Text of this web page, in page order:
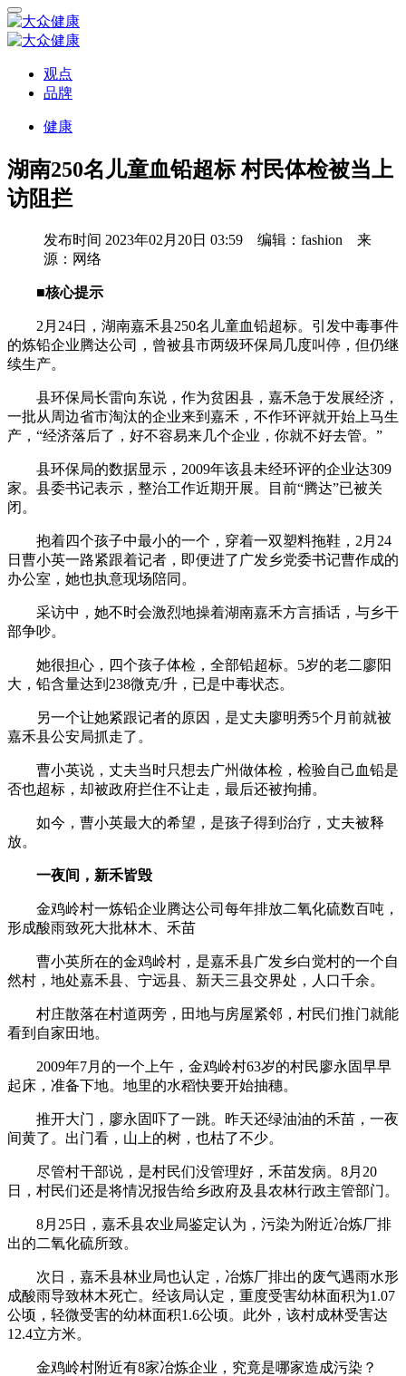
观点
品牌
健康
湖南250名儿童血铅超标 村民体检被当上
访阻拦
发布时间 2023年02月20日 03:59 编辑：fashion 来
源：网络
■核心提示
2月24日，湖南嘉禾县250名儿童血铅超标。引发中毒事件
的炼铅企业腾达公司，曾被县市两级环保局几度叫停，但仍继
续生产。
县环保局长雷向东说，作为贫困县，嘉禾急于发展经济，
一批从周边省市淘汰的企业来到嘉禾，不作环评就开始上马生
产，“经济落后了，好不容易来几个企业，你就不好去管。”
县环保局的数据显示，2009年该县未经环评的企业达309
家。县委书记表示，整治工作近期开展。目前“腾达”已被关
闭。
抱着四个孩子中最小的一个，穿着一双塑料拖鞋，2月24
日曹小英一路紧跟着记者，即便进了广发乡党委书记曹作成的
办公室，她也执意现场陪同。
采访中，她不时会激烈地操着湖南嘉禾方言插话，与乡干
部争吵。
她很担心，四个孩子体检，全部铅超标。5岁的老二廖阳
大，铅含量达到238微克/升，已是中毒状态。
另一个让她紧跟记者的原因，是丈夫廖明秀5个月前就被
嘉禾县公安局抓走了。
曹小英说，丈夫当时只想去广州做体检，检验自己血铅是
否也超标，却被政府拦住不让走，最后还被拘捕。
如今，曹小英最大的希望，是孩子得到治疗，丈夫被释
放。
一夜间，新禾皆毁
金鸡岭村一炼铅企业腾达公司每年排放二氧化硫数百吨，
形成酸雨致死大批林木、禾苗
曹小英所在的金鸡岭村，是嘉禾县广发乡白觉村的一个自
然村，地处嘉禾县、宁远县、新天三县交界处，人口千余。
村庄散落在村道两旁，田地与房屋紧邻，村民们推门就能
看到自家田地。
2009年7月的一个上午，金鸡岭村63岁的村民廖永固早早
起床，准备下地。地里的水稻快要开始抽穗。
推开大门，廖永固吓了一跳。昨天还绿油油的禾苗，一夜
间黄了。出门看，山上的树，也枯了不少。
尽管村干部说，是村民们没管理好，禾苗发病。8月20
日，村民们还是将情况报告给乡政府及县农林行政主管部门。
8月25日，嘉禾县农业局鉴定认为，污染为附近冶炼厂排
出的二氧化硫所致。
次日，嘉禾县林业局也认定，冶炼厂排出的废气遇雨水形
成酸雨导致林木死亡。经该局认定，重度受害幼林面积为1.07
公顷，轻微受害的幼林面积1.6公顷。此外，该村成林受害达
12.4立方米。
金鸡岭村附近有8家冶炼企业，究竟是哪家造成污染？